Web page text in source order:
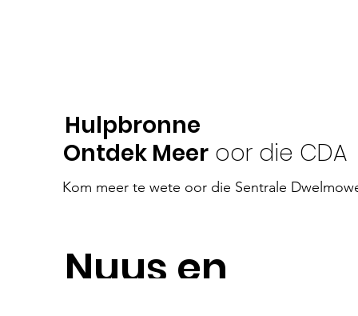
Hulpbronne
Ontdek Meer oor die CDA
Kom meer te wete oor die Sentrale
Nuus en